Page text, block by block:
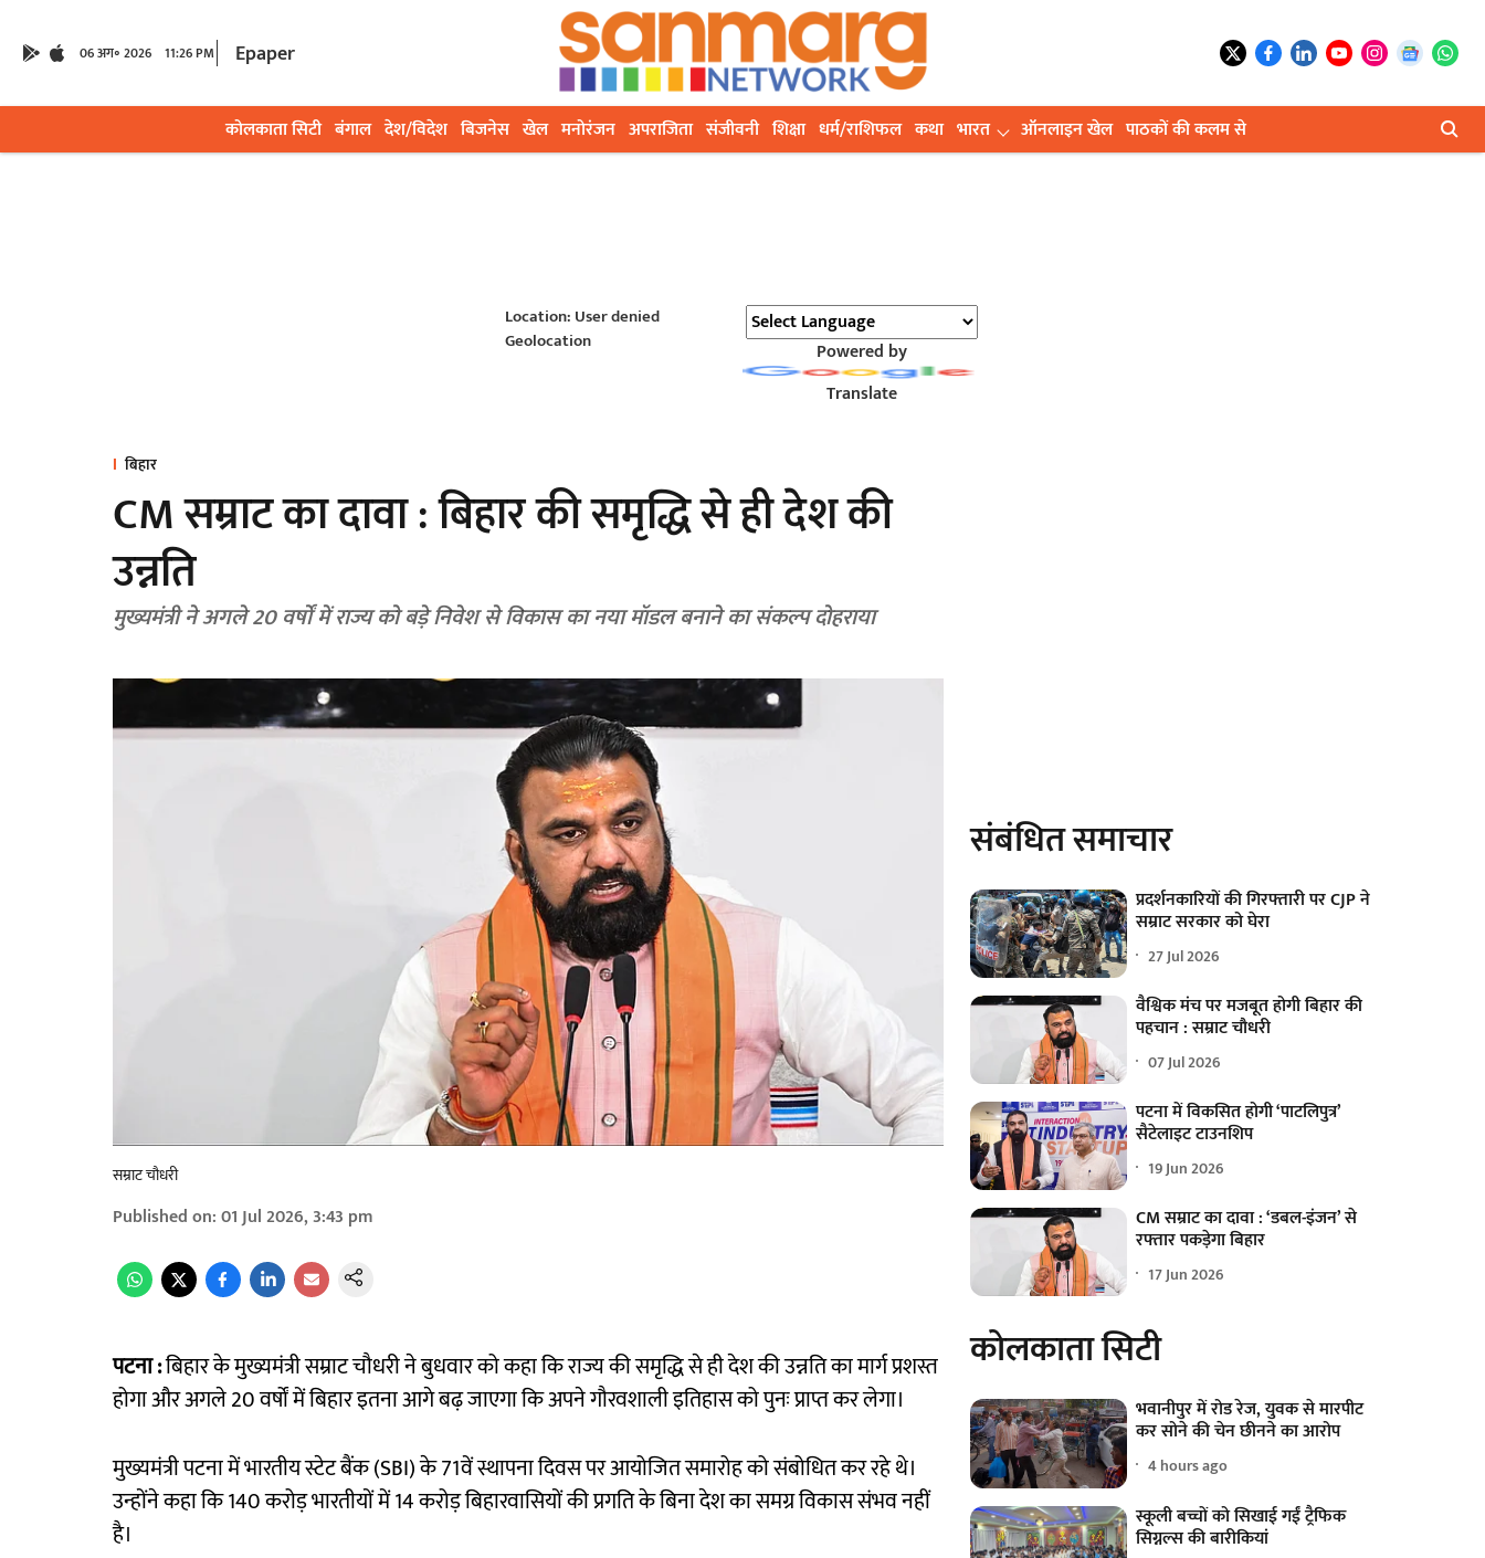
06 अग॰ 2026 11:26 PM Epaper
कोलकाता सिटी बंगाल देश/विदेश बिजनेस खेल मनोरंजन अपराजिता संजीवनी शिक्षा धर्म/राशिफल कथा भारत ऑनलाइन खेल पाठकों की कलम से
Location: User denied
Geolocation
Powered by
Translate
बिहार
CM सम्राट का दावा : बिहार की समृद्धि से ही देश की
उन्नति
मुख्यमंत्री ने अगले 20 वर्षों में राज्य को बड़े निवेश से विकास का नया मॉडल बनाने का संकल्प दोहराया
सम्राट चौधरी
Published on:01 Jul 2026, 3:43 pm
पटना :बिहार के मुख्यमंत्री सम्राट चौधरी ने बुधवार को कहा कि राज्य की समृद्धि से ही देश की उन्नति का मार्ग प्रशस्त
होगा और अगले 20 वर्षों में बिहार इतना आगे बढ़ जाएगा कि अपने गौरवशाली इतिहास को पुनः प्राप्त कर लेगा।
मुख्यमंत्री पटना में भारतीय स्टेट बैंक (SBI) के 71वें स्थापना दिवस पर आयोजित समारोह को संबोधित कर रहे थे।
उन्होंने कहा कि 140 करोड़ भारतीयों में 14 करोड़ बिहारवासियों की प्रगति के बिना देश का समग्र विकास संभव नहीं
है।
संबंधित समाचार
प्रदर्शनकारियों की गिरफ्तारी पर CJP ने
सम्राट सरकार को घेरा
27 Jul 2026
वैश्विक मंच पर मजबूत होगी बिहार की
पहचान : सम्राट चौधरी
07 Jul 2026
पटना में विकसित होगी ‘पाटलिपुत्र’
सैटेलाइट टाउनशिप
19 Jun 2026
CM सम्राट का दावा : ‘डबल-इंजन’ से
रफ्तार पकड़ेगा बिहार
17 Jun 2026
कोलकाता सिटी
भवानीपुर में रोड रेज, युवक से मारपीट
कर सोने की चेन छीनने का आरोप
4 hours ago
स्कूली बच्चों को सिखाई गईं ट्रैफिक
सिग्नल्स की बारीकियां